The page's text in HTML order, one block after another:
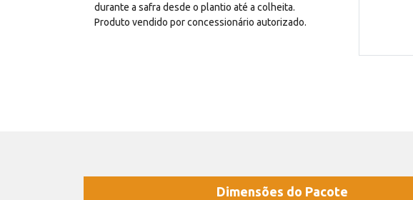
durante a safra desde o plantio até a colheita.
Produto vendido por concessionário autorizado.
Dimensões do Pacote